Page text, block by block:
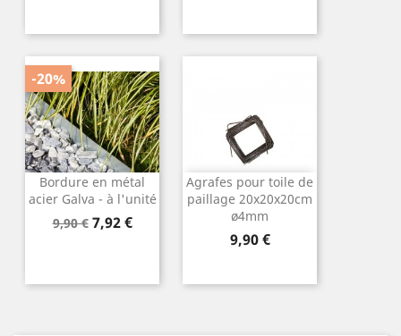
Bordure en métal
acier Galva - à l'unité
Prix
9,90 € Prix
7,92 €
-20%
Agrafes pour toile de
paillage 20x20x20cm
ø4mm
Prix
9,90 €